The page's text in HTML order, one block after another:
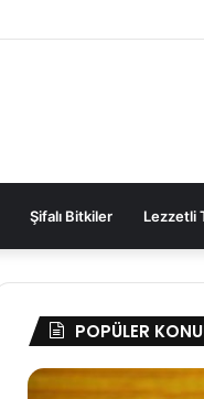
Şifalı Bitkiler Lezzetli
POPÜLER